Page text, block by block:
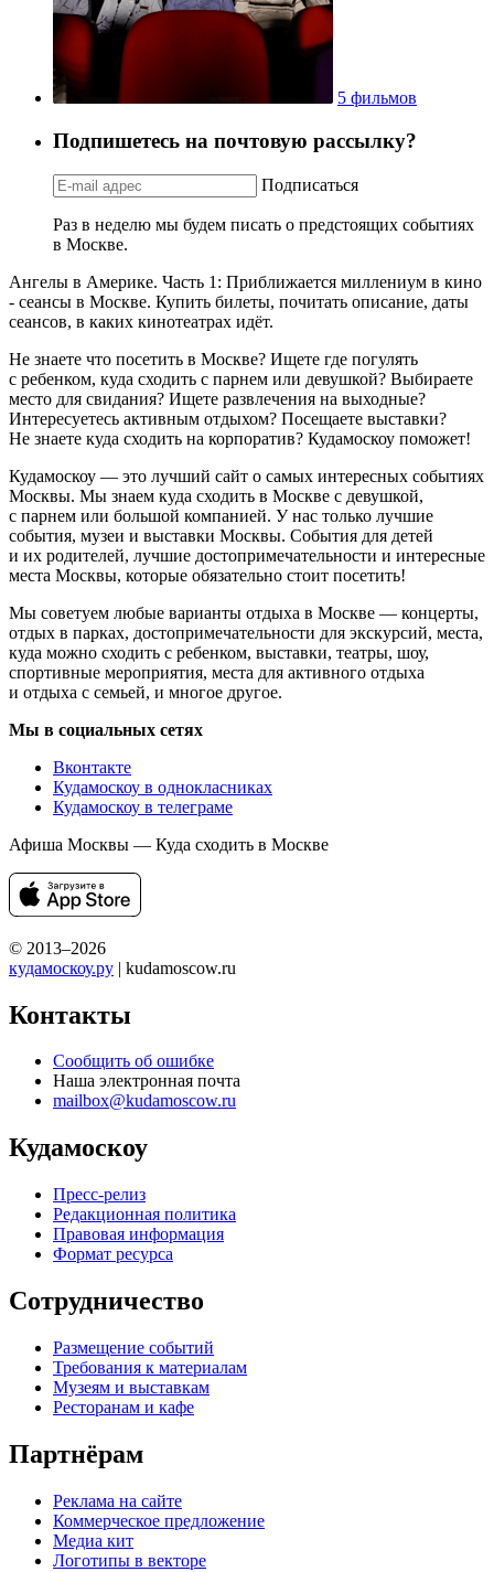
5 фильмов
Подпишетесь на почтовую рассылку?
Подписаться
Раз в неделю мы будем писать о предстоящих событиях
в Москве.
Ангелы в Америке. Часть 1: Приближается миллениум в кино
- сеансы в Москве. Купить билеты, почитать описание, даты
сеансов, в каких кинотеатрах идёт.
Не знаете что посетить в Москве? Ищете где погулять
с ребенком, куда сходить с парнем или девушкой? Выбираете
место для свидания? Ищете развлечения на выходные?
Интересуетесь активным отдыхом? Посещаете выставки?
Не знаете куда сходить на корпоратив? Кудамоскоу поможет!
Кудамоскоу — это лучший сайт о самых интересных событиях
Москвы. Мы знаем куда сходить в Москве с девушкой,
с парнем или большой компанией. У нас только лучшие
события, музеи и выставки Москвы. События для детей
и их родителей, лучшие достопримечательности и интересные
места Москвы, которые обязательно стоит посетить!
Мы советуем любые варианты отдыха в Москве — концерты,
отдых в парках, достопримечательности для экскурсий, места,
куда можно сходить с ребенком, выставки, театры, шоу,
спортивные мероприятия, места для активного отдыха
и отдыха с семьей, и многое другое.
Мы в социальных сетях
Вконтакте
Кудамоскоу в однокласниках
Кудамоскоу в телеграме
Афиша Москвы — Куда сходить в Москве
© 2013–2026
кудамоскоу.ру | kudamoscow.ru
Контакты
Сообщить об ошибке
Наша электронная почта
mailbox@kudamoscow.ru
Кудамоскоу
Пресс-релиз
Редакционная политика
Правовая информация
Формат ресурса
Сотрудничество
Размещение событий
Требования к материалам
Музеям и выставкам
Ресторанам и кафе
Партнёрам
Реклама на сайте
Коммерческое предложение
Медиа кит
Логотипы в векторе